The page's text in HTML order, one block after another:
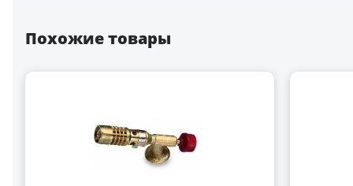
Похожие товары